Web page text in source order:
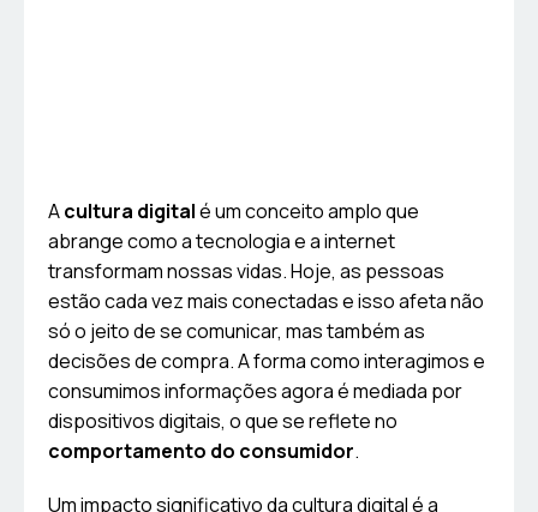
Acultura digitalé um conceito amplo que
abrange como a tecnologia e a internet
transformam nossas vidas. Hoje, as pessoas
estão cada vez mais conectadas e isso afeta não
só o jeito de se comunicar, mas também as
decisões de compra. A forma como interagimos e
consumimos informações agora é mediada por
dispositivos digitais, o que se reflete no
comportamento do consumidor.
Um impacto significativo da cultura digital é a